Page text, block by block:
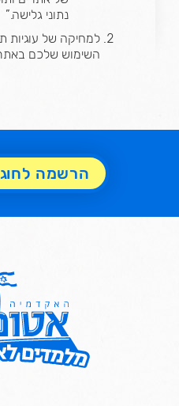
נתוני גלישה.”
למחיקה של עוגיות
השימוש שלכם
הרשמה